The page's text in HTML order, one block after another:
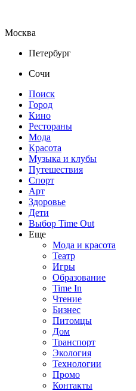
Москва
Петербург
Сочи
Поиск
Город
Кино
Рестораны
Мода
Красота
Музыка и клубы
Путешествия
Спорт
Арт
Здоровье
Дети
Выбор Time Out
Еще
Мода и красота
Театр
Игры
Образование
Time In
Чтение
Бизнес
Питомцы
Дом
Транспорт
Экология
Технологии
Промо
Контакты